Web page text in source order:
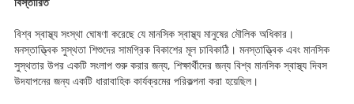
বিশ্ব স্বাস্থ্য সংস্থা ঘোষণা করেছে যে মানসিক স্বাস্থ্য মানুষের মৌলিক অধিকার।
মনস্তাত্ত্বিক সুস্থতা শিশুদের সামগ্রিক বিকাশের মূল চাবিকাঠি। মনস্তাত্ত্বিক এবং মানসিক
সুস্থতার উপর একটি সংলাপ শুরু করার জন্য, শিক্ষার্থীদের জন্য বিশ্ব মানসিক স্বাস্থ্য দিবস
উদযাপনের জন্য একটি ধারাবাহিক কার্যক্রমের পরিকল্পনা করা হয়েছিল।